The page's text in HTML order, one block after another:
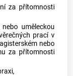
za přítomnosti
uměleckou
prací v
nebo
za přítomnosti